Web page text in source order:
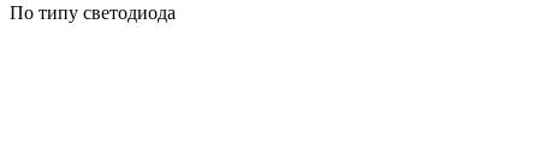
По типу светодиода